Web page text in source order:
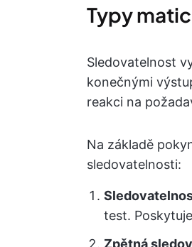
Typy
Sledovatelnost
konečnými
reakci na
Na základě
sledovatelnosti:
test.
Zpětná